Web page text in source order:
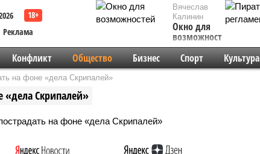
Реклама
Вячеслав
Калинин
Окно для
возможностей
Конфликт Общество Бизнес Спорт Культура
на фоне «дела Скрипалей»
«дела Скрипалей»